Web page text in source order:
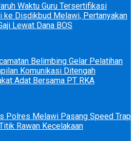
Waktu Guru Tersertifikasi
ke Disdikbud Melawi, Pertanyakan
Lewat Dana BOS
Belimbing Gelar Pelatihan
Komunikasi Ditengah
Adat Bersama PT RKA
Polres Melawi Pasang Speed Trap
Rawan Kecelakaan